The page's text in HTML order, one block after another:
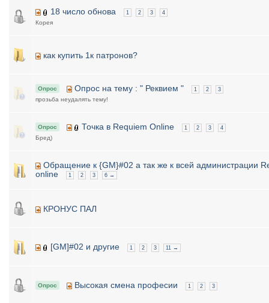
18 число обнова 1 2 3 4
Корея
как купить 1к патронов?
Опрос Опрос на тему : " Реквием " 1 2 3
прозьба неудалять тему!
Опрос Точка в Requiem Online 1 2 3 4
Бред)
Обращение к {GM}#02 а так же к всей администрации
online
1 2 3 6 →
КРОНУС ПАЛ
[GM]#02 и другие 1 2 3 11 →
Опрос Высокая смена професии 1 2 3